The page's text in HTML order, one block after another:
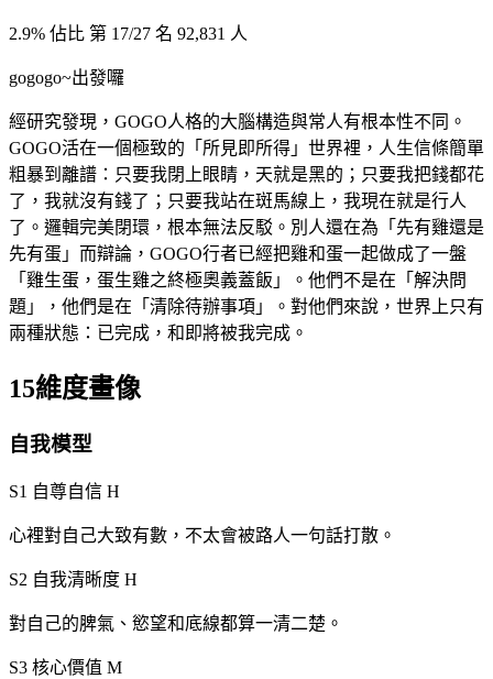
2.9% 佔比 第 17/27 名 92,831 人
gogogo~出發囉
經研究發現，GOGO人格的大腦構造與常人有根本性不同。
GOGO活在一個極致的「所見即所得」世界裡，人生信條簡單
粗暴到離譜：只要我閉上眼睛，天就是黑的；只要我把錢都花
了，我就沒有錢了；只要我站在斑馬線上，我現在就是行人
了。邏輯完美閉環，根本無法反駁。別人還在為「先有雞還是
先有蛋」而辯論，GOGO行者已經把雞和蛋一起做成了一盤
「雞生蛋，蛋生雞之終極奧義蓋飯」。他們不是在「解決問
題」，他們是在「清除待辦事項」。對他們來說，世界上只有
兩種狀態：已完成，和即將被我完成。
15維度畫像
自我模型
S1 自尊自信 H
心裡對自己大致有數，不太會被路人一句話打散。
S2 自我清晰度 H
對自己的脾氣、慾望和底線都算一清二楚。
S3 核心價值 M